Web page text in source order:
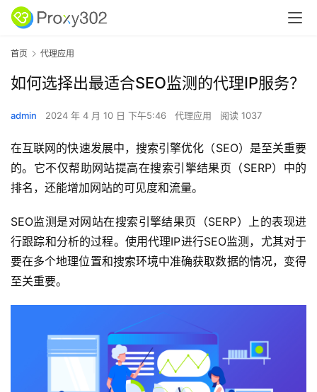
首页 代理应用
如何选择出最适合SEO监测的代理IP服务？
admin 2024 年 4 月 10 日 下午5:46 代理应用 阅读 1037
在互联网的快速发展中，搜索引擎优化（SEO）是至关重要
的。它不仅帮助网站提高在搜索引擎结果页（SERP）中的
排名，还能增加网站的可见度和流量。
SEO监测是对网站在搜索引擎结果页（SERP）上的表现进
行跟踪和分析的过程。使用代理IP进行SEO监测，尤其对于
要在多个地理位置和搜索环境中准确获取数据的情况，变得
至关重要。